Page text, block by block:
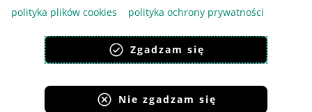
polityka plików cookies
polityka ochrony prywatności
Zgadzam się
Nie zgadzam się
Korzystanie z serwisu oznacza akceptacjęregulaminu